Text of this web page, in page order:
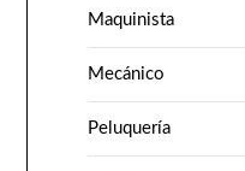
Maquinista
Mecánico
Peluquería